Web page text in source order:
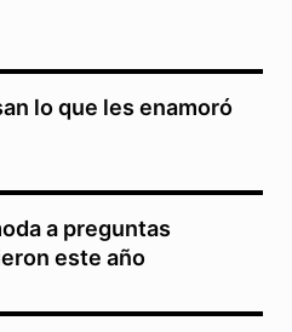
lo que les enamoró
a preguntas
este año